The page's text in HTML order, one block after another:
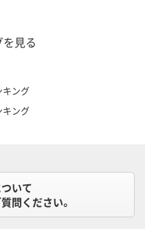
見る
キング
キング
いて
問ください。